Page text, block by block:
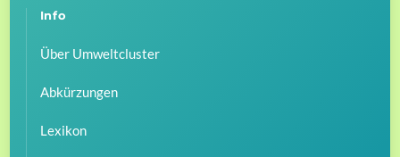
Info
Über Umweltcluster
Abkürzungen
Lexikon